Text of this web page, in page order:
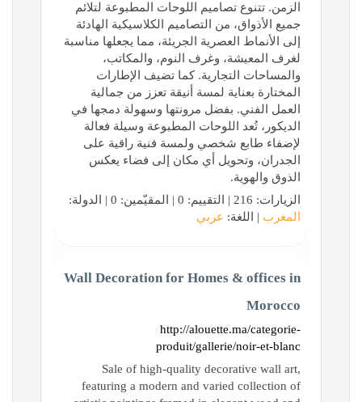
الزمن. تتنوع تصاميم اللوحات المطبوعة لتلائم
جميع الأذواق، من التصاميم الكلاسيكية الهادئة
إلى الأنماط العصرية الجريئة، مما يجعلها مناسبة
لغرف المعيشة، وغرف النوم، والمكاتب،
والمساحات التجارية. كما تضيف الإطارات
المختارة بعناية لمسة أنيقة تعزز من جمالية
العمل الفني. بفضل مرونتها وسهولة دمجها في
الديكور، تُعد اللوحات المطبوعة وسيلة فعالة
لإضفاء طابع شخصي ولمسة فنية راقية على
الجدران، وتحويل أي مكان إلى فضاء يعكس
الذوق والهوية.
الزيارات: 216 | التقييم: 0 | المقيّمين: 0 | الدولة:
المغرب | اللغة: عربي
Wall Decoration for Homes & offices in
Morocco
http://alouette.ma/categorie-
produit/gallerie/noir-et-blanc
Sale of high-quality decorative wall art,
featuring a modern and varied collection of